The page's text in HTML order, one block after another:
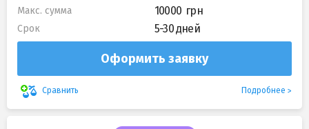
Макс. сумма 10000
Срок 5-30 дней
Оформить заявку
Сравнить Подробнее